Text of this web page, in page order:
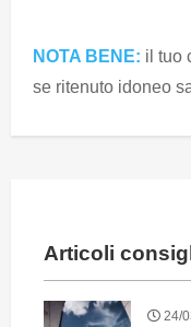
NOTA BENE: il tuo
se ritenuto idoneo
Articoli
24/